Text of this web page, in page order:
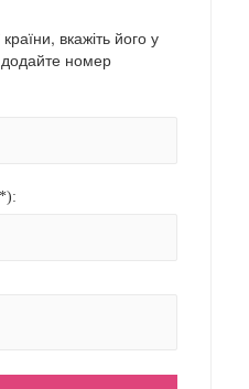
вкажіть його у
номер